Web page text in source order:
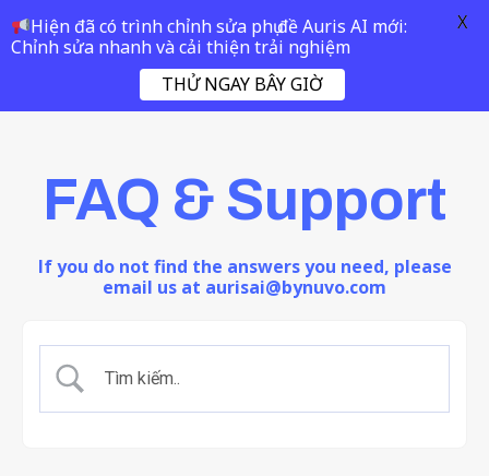
FAQ & Support
If you do not find the answers you need, please
email us at aurisai@bynuvo.com
Hiện đã có trình chỉnh sửa phụ đề Auris AI mới:
Chỉnh sửa nhanh và cải thiện trải nghiệm
THỬ NGAY BÂY GIỜ
X